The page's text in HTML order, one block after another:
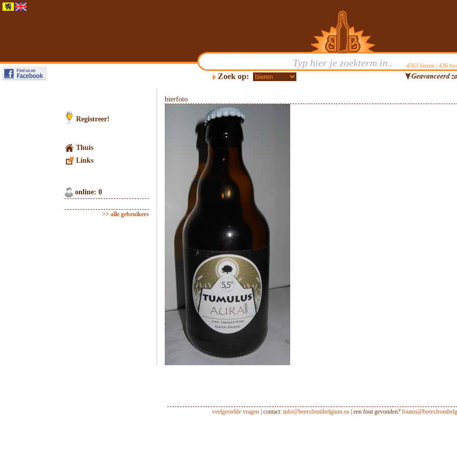
4563bieren | 436
Zoek op:
Registreer!
Thuis
Links
online: 0
>> alle gebruikers
bierfoto
veelgestelde vragen| contact: info@beersfrombelgium.eu| een fout gevonden?